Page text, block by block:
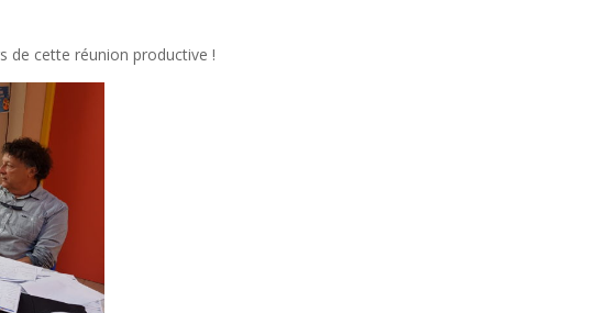
de cette réunion productive !